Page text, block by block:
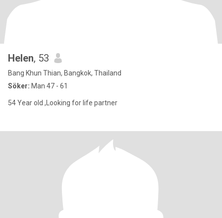
Helen, 53
Bang Khun Thian, Bangkok, Thailand
Söker: Man 47 - 61
54 Year old ,Looking for life partner